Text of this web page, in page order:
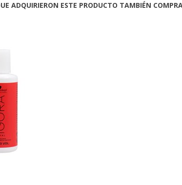
ADQUIRIERON ESTE PRODUCTO TAMBIÉN